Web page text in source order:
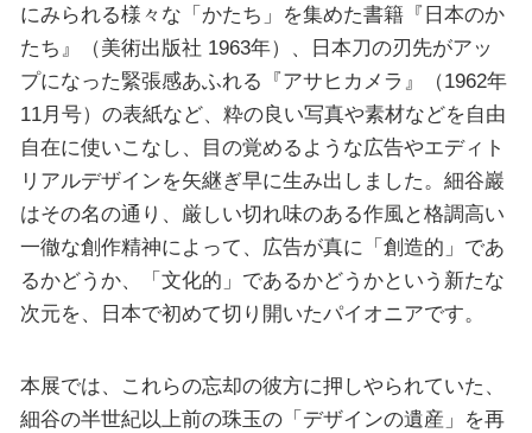
にみられる様々な「かたち」を集めた書籍『日本のか
たち』（美術出版社 1963年）、日本刀の刃先がアッ
プになった緊張感あふれる『アサヒカメラ』（1962年
11月号）の表紙など、粋の良い写真や素材などを自由
自在に使いこなし、目の覚めるような広告やエディト
リアルデザインを矢継ぎ早に生み出しました。細谷巖
はその名の通り、厳しい切れ味のある作風と格調高い
一徹な創作精神によって、広告が真に「創造的」であ
るかどうか、「文化的」であるかどうかという新たな
次元を、日本で初めて切り開いたパイオニアです。
本展では、これらの忘却の彼方に押しやられていた、
細谷の半世紀以上前の珠玉の「デザインの遺産」を再